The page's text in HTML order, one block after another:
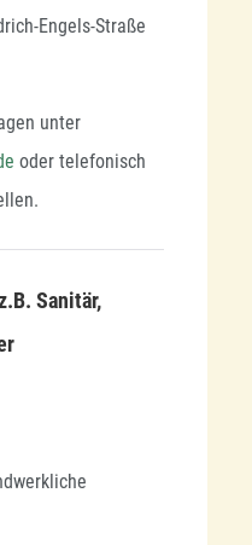
Engels-Straße
unter
oder telefonisch
Sanitär,